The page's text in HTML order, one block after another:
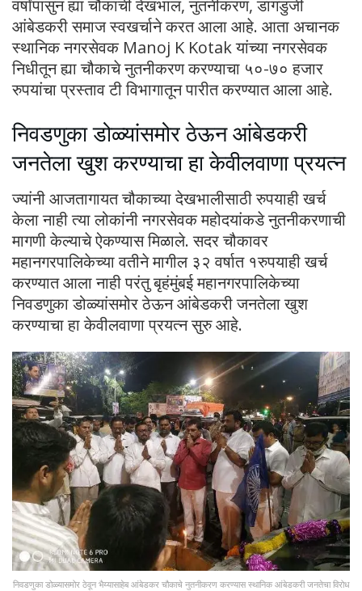
वर्षांपासुन ह्या चौकाची देखभाल, नुतनीकरण, डागडुजी
आंबेडकरी समाज स्वखर्चाने करत आला आहे. आता अचानक
स्थानिक नगरसेवक Manoj K Kotak यांच्या नगरसेवक
निधीतून ह्या चौकाचे नुतनीकरण करण्याचा ५०-७० हजार
रुपयांचा प्रस्ताव टी विभागातून पारीत करण्यात आला आहे.
निवडणुका डोळ्यांसमोर ठेऊन आंबेडकरी
जनतेला खुश करण्याचा हा केवीलवाणा प्रयत्न
ज्यांनी आजतागायत चौकाच्या देखभालीसाठी रुपयाही खर्च
केला नाही त्या लोकांनी नगरसेवक महोदयांकडे नुतनीकरणाची
मागणी केल्याचे ऐकण्यास मिळाले. सदर चौकावर
महानगरपालिकेच्या वतीने मागील ३२ वर्षात १रुपयाही खर्च
करण्यात आला नाही परंतु बृहंमुंबई महानगरपालिकेच्या
निवडणुका डोळ्यांसमोर ठेऊन आंबेडकरी जनतेला खुश
करण्याचा हा केवीलवाणा प्रयत्न सुरु आहे.
निवडणुका डोळ्यासमोर ठेवून भैय्यासाहेब आंबेडकर चौकाचे नुतनीकरण करण्यास स्थानिक आंबेडकरी जनतेचा विरोध